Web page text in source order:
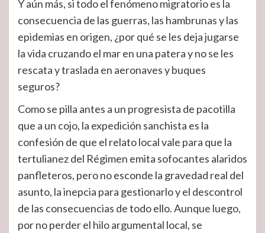
Y aún más, si todo el fenómeno migratorio es la
consecuencia de las guerras, las hambrunas y las
epidemias en origen, ¿por qué se les deja jugarse
la vida cruzando el mar en una patera y no se les
rescata y traslada en aeronaves y buques
seguros?
Como se pilla antes a un progresista de pacotilla
que a un cojo, la expedición sanchista es la
confesión de que el relato local vale para que la
tertulianez del Régimen emita sofocantes alaridos
panfleteros, pero no esconde la gravedad real del
asunto, la inepcia para gestionarlo y el descontrol
de las consecuencias de todo ello. Aunque luego,
por no perder el hilo argumental local, se